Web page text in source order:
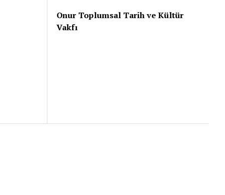
Onur Toplumsal Tarih ve Kültür
Vakfı